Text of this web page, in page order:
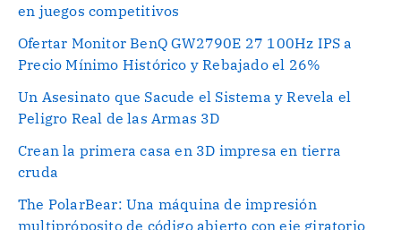
en juegos competitivos
Ofertar Monitor BenQ GW2790E 27 100Hz IPS a
Precio Mínimo Histórico y Rebajado el 26%
Un Asesinato que Sacude el Sistema y Revela el
Peligro Real de las Armas 3D
Crean la primera casa en 3D impresa en tierra
cruda
The PolarBear: Una máquina de impresión
multipróposito de código abierto con eje giratorio